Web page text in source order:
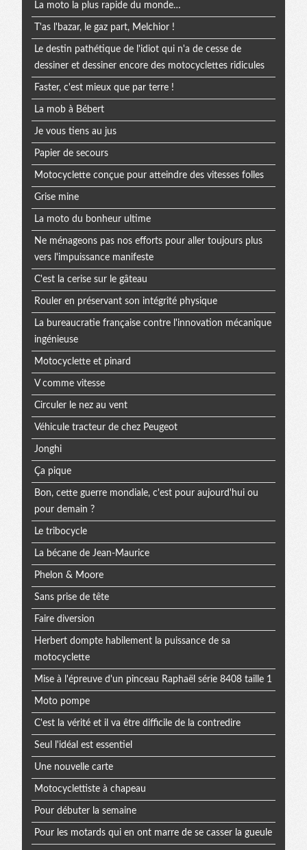
La moto la plus rapide du monde…
T'as l'bazar, le gaz part, Melchior !
Le destin pathétique de l'idiot qui n'a de cesse de
dessiner et dessiner encore des motocyclettes ridicules
Faster, c'est mieux que par terre !
La mob à Bébert
Je vous tiens au jus
Papier de secours
Motocyclette conçue pour atteindre des vitesses folles
Grise mine
La moto du bonheur ultime
Ne ménageons pas nos efforts pour aller toujours plus
vers l'impuissance manifeste
C'est la cerise sur le gâteau
Rouler en préservant son intégrité physique
La bureaucratie française contre l'innovation mécanique
ingénieuse
Motocyclette et pinard
V comme vitesse
Circuler le nez au vent
Véhicule tracteur de chez Peugeot
Jonghi
Ça pique
Bon, cette guerre mondiale, c'est pour aujourd'hui ou
pour demain ?
Le tribocycle
La bécane de Jean-Maurice
Phelon & Moore
Sans prise de tête
Faire diversion
Herbert dompte habilement la puissance de sa
motocyclette
Mise à l'épreuve d'un pinceau Raphaël série 8408 taille 1
Moto pompe
C'est la vérité et il va être difficile de la contredire
Seul l'idéal est essentiel
Une nouvelle carte
Motocyclettiste à chapeau
Pour débuter la semaine
Pour les motards qui en ont marre de se casser la gueule